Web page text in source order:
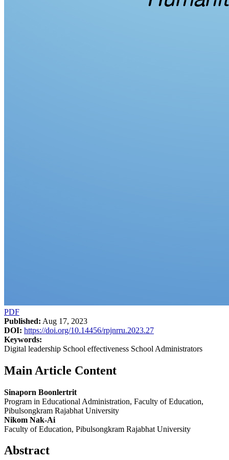
PDF
Published: Aug 17, 2023
DOI: https://doi.org/10.14456/rpjnrru.2023.27
Keywords:
Digital leadership School effectiveness School Administrators
Main Article Content
Sinaporn Boonlertrit
Program in Educational Administration, Faculty of Education,
Pibulsongkram Rajabhat University
Nikom Nak-Ai
Faculty of Education, Pibulsongkram Rajabhat University
Abstract